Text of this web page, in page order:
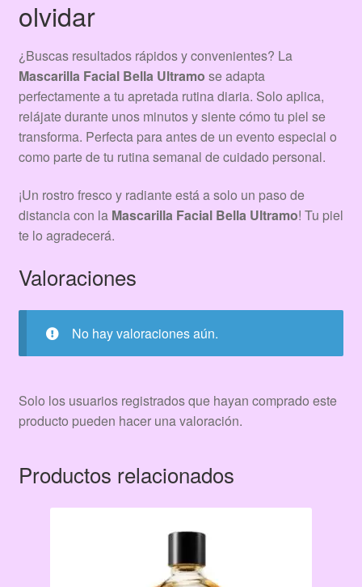
olvidar
¿Buscas resultados rápidos y convenientes? La
Mascarilla Facial Bella Ultramo se adapta
perfectamente a tu apretada rutina diaria. Solo aplica,
relájate durante unos minutos y siente cómo tu piel se
transforma. Perfecta para antes de un evento especial o
como parte de tu rutina semanal de cuidado personal.
¡Un rostro fresco y radiante está a solo un paso de
distancia con la Mascarilla Facial Bella Ultramo! Tu piel
te lo agradecerá.
Valoraciones
No hay valoraciones aún.
Solo los usuarios registrados que hayan comprado este
producto pueden hacer una valoración.
Productos relacionados